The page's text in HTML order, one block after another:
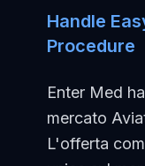
Handle
Procedure
Enter Med
mercato
L'offerta